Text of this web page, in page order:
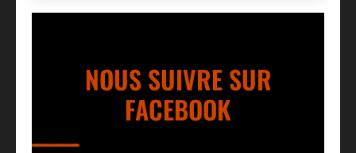
NOUS SUIVRE SUR
FACEBOOK